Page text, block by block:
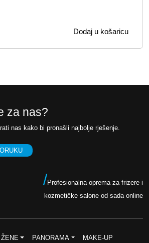
Dodaj u košaricu
za nas?
nas kako bi pronašli najbolje rješenje.
/Profesionalna oprema za frizere i
kozmetičke salone od sada online
PANORAMA MAKE-UP